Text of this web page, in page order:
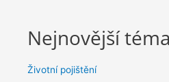
Nejnovější
Životní pojištění